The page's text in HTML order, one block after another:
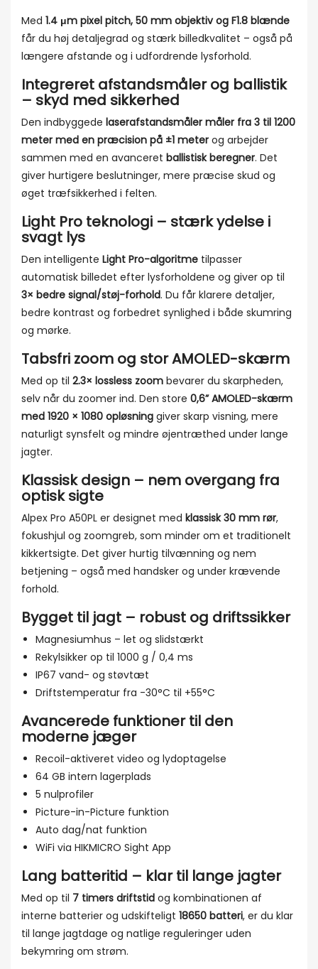
Med 1.4 μm pixel pitch, 50 mm objektiv og F1.8 blænde
får du høj detaljegrad og stærk billedkvalitet – også på
længere afstande og i udfordrende lysforhold.
Integreret afstandsmåler og ballistik
– skyd med sikkerhed
Den indbyggede laserafstandsmåler måler fra 3 til 1200
meter med en præcision på ±1 meter og arbejder
sammen med en avanceret ballistisk beregner. Det
giver hurtigere beslutninger, mere præcise skud og
øget træfsikkerhed i felten.
Light Pro teknologi – stærk ydelse i
svagt lys
Den intelligente Light Pro-algoritme tilpasser
automatisk billedet efter lysforholdene og giver op til
3× bedre signal/støj-forhold. Du får klarere detaljer,
bedre kontrast og forbedret synlighed i både skumring
og mørke.
Tabsfri zoom og stor AMOLED-skærm
Med op til 2.3× lossless zoom bevarer du skarpheden,
selv når du zoomer ind. Den store 0,6” AMOLED-skærm
med 1920 × 1080 opløsning giver skarp visning, mere
naturligt synsfelt og mindre øjentræthed under lange
jagter.
Klassisk design – nem overgang fra
optisk sigte
Alpex Pro A50PL er designet med klassisk 30 mm rør,
fokushjul og zoomgreb, som minder om et traditionelt
kikkertsigte. Det giver hurtig tilvænning og nem
betjening – også med handsker og under krævende
forhold.
Bygget til jagt – robust og driftssikker
Magnesiumhus – let og slidstærkt
Rekylsikker op til 1000 g / 0,4 ms
IP67 vand- og støvtæt
Driftstemperatur fra -30°C til +55°C
Avancerede funktioner til den
moderne jæger
Recoil-aktiveret video og lydoptagelse
64 GB intern lagerplads
5 nulprofiler
Picture-in-Picture funktion
Auto dag/nat funktion
WiFi via HIKMICRO Sight App
Lang batteritid – klar til lange jagter
Med op til 7 timers driftstid og kombinationen af
interne batterier og udskifteligt 18650 batteri, er du klar
til lange jagtdage og natlige reguleringer uden
bekymring om strøm.